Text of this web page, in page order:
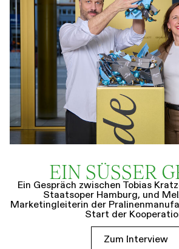
EIN SÜSSER
Ein Gespräch zwischen Tobias
Staatsoper Hamburg, und
Marketingleiterin der
Start der
Zum Interview